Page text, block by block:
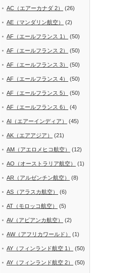
AC（エアーカナダ 2） (26)
AE（マンダリン航空） (2)
AF（エールフランス 1） (50)
AF（エールフランス 2） (50)
AF（エールフランス 3） (50)
AF（エールフランス 4） (50)
AF（エールフランス 5） (50)
AF（エールフランス 6） (4)
AI（エアーインディア） (45)
AK（エアアジア） (21)
AM（アエロメヒコ航空） (12)
AO（オーストラリア航空） (1)
AR（アルゼンチン航空） (8)
AS（アラスカ航空） (6)
AT（モロッコ航空） (5)
AV（アビアンカ航空） (2)
AW（アフリカワールド） (1)
AY（フィンランド航空 1） (50)
AY（フィンランド航空 2） (50)